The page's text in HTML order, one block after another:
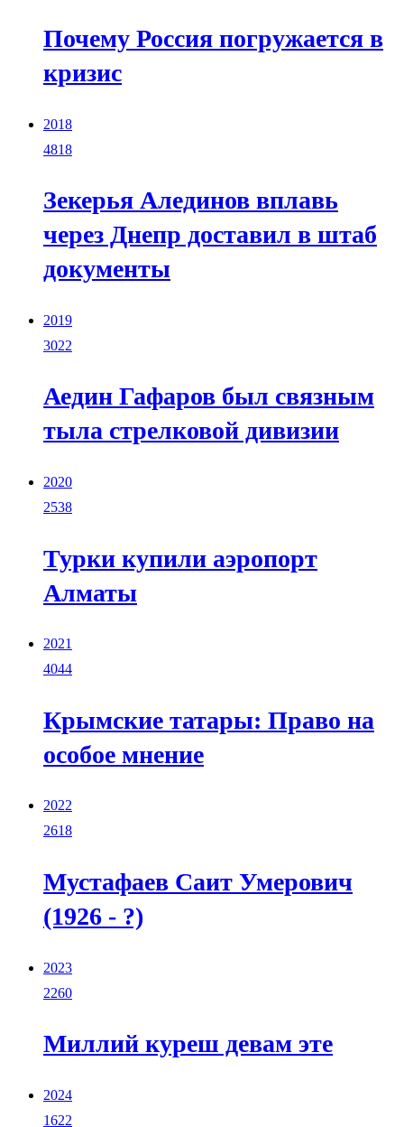
Почему Россия погружается в
кризис
2018
4818
Зекерья Алединов вплавь
через Днепр доставил в штаб
документы
2019
3022
Аедин Гафаров был связным
тыла стрелковой дивизии
2020
2538
Турки купили аэропорт
Алматы
2021
4044
Крымские татары: Право на
особое мнение
2022
2618
Мустафаев Саит Умерович
(1926 - ?)
2023
2260
Миллий куреш девам эте
2024
1622